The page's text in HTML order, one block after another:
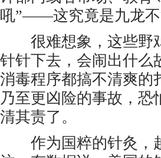
吼”——这究竟是九龙不
很难想象，这些野鸡
针针下去，会闹出什么
消毒程序都搞不清爽的
乃至更凶险的事故，恐
清其责了。
作为国粹的针灸，